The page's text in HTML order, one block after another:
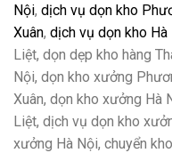
Nội, dịch vụ dọn kho
Xuân, dịch vụ dọn kho Hà
Liệt, dọn dẹp kho hàng
Nội, dọn kho xưởng
Xuân, dọn kho xưởng Hà
Liệt, dịch vụ dọn kho
xưởng Hà Nội, chuyển